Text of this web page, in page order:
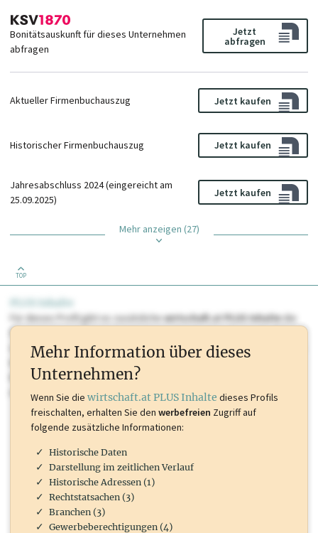
Bonitätsauskunft für dieses Unternehmen
abfragen
Jetzt
abfragen
Aktueller Firmenbuchauszug Jetzt kaufen
Historischer Firmenbuchauszug Jetzt kaufen
Jahresabschluss 2024 (eingereicht am
25.09.2025)
Jetzt kaufen
Mehr anzeigen (27)
TOP
PLUS Inhalte
Für dieses Profil gibt es zusätzlichewirtschaft.at PLUS Inhaltedie
Sie momentan nicht einsehen können. Schalten Sie dieses Profil frei
oder loggen Sie sich ein um diese Inhalte zu sehen. wirtschaft.at PLUS
Marken, Patente, Rechtstatsachen, OTS-Aussendungen, und viele
mehr.
Mehr Information über dieses
Unternehmen?
Wenn Sie die wirtschaft.at PLUS Inhalte dieses Profils
freischalten, erhalten Sie den werbefreien Zugriff auf
folgende zusätzliche Informationen:
Historische Daten
Darstellung im zeitlichen Verlauf
Historische Adressen (1)
Rechtstatsachen (3)
Branchen (3)
Gewerbeberechtigungen (4)